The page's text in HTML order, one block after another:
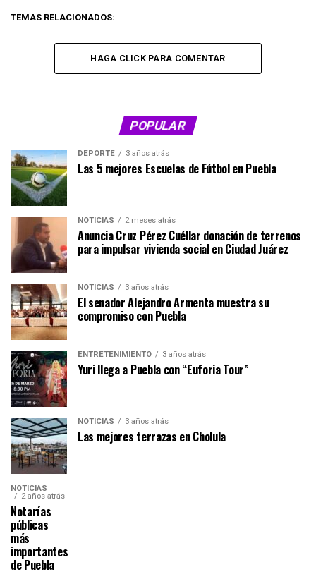
TEMAS RELACIONADOS:
HAGA CLICK PARA COMENTAR
POPULAR
DEPORTE 3 años atrás
Las 5 mejores Escuelas de Fútbol en Puebla
NOTICIAS 2 meses atrás
Anuncia Cruz Pérez Cuéllar donación de terrenos
para impulsar vivienda social en Ciudad Juárez
NOTICIAS 3 años atrás
El senador Alejandro Armenta muestra su
compromiso con Puebla
ENTRETENIMIENTO 3 años atrás
Yuri llega a Puebla con “Euforia Tour”
NOTICIAS 3 años atrás
Las mejores terrazas en Cholula
NOTICIAS
2 años atrás
Notarías
públicas
más
importantes
de Puebla